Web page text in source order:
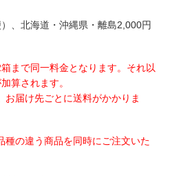
、北海道・沖縄県・離島2,000円
箱まで同一料金となります。それ以
算されます。
お届け先ごとに送料がかかりま
の違う商品を同時にご注文いた